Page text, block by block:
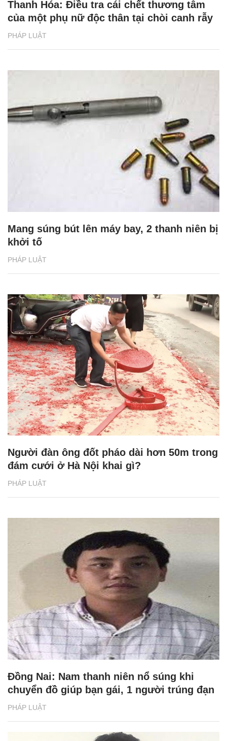
PHÁP LUẬT
Thanh Hóa: Điều tra cái chết thương tâm
của một phụ nữ độc thân tại chòi canh rẫy
PHÁP LUẬT
Mang súng bút lên máy bay, 2 thanh niên bị
khởi tố
PHÁP LUẬT
Người đàn ông đốt pháo dài hơn 50m trong
đám cưới ở Hà Nội khai gì?
PHÁP LUẬT
Đồng Nai: Nam thanh niên nổ súng khi
chuyển đồ giúp bạn gái, 1 người trúng đạn